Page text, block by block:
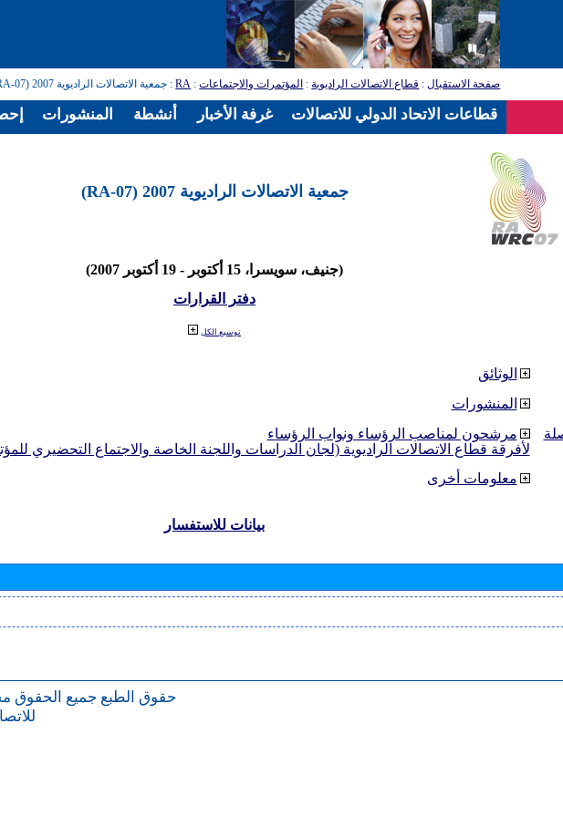
صفحة الاستقبال: قطاع الاتصالات الراديوية: المؤتمرات والاجتماعات:
RA: جمعية الاتصالات الراديوية 2007 (RA-07)
جمعية الاتصالات الراديوية 2007 (RA-07)
(جنيف، سويسرا، 15 أكتوبر - 19 أكتوبر 2007)
دفتر القرارات
توسيع الكل
الوثائق
المنشورات
مرشحون لمناصب الرؤساء ونواب الرؤساء
لأفرقة قطاع الاتصالات الراديوية (لجان الدراسات واللجنة الخاصة والاجتماع التحضيري
معلومات أخرى
بيانات للاستفسار
حقوق الطبع جميع الحقوق
المنشورات أنشطة غرفة الأخبار قطاعات الاتحاد الدولي للاتصالات